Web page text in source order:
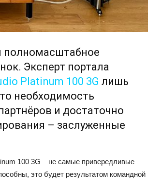
полномасштабное
Эксперт портала
Platinum 100 3G лишь
необходимость
и достаточно
– заслуженные
100 3G – не самые привередливые
это будет результатом командной